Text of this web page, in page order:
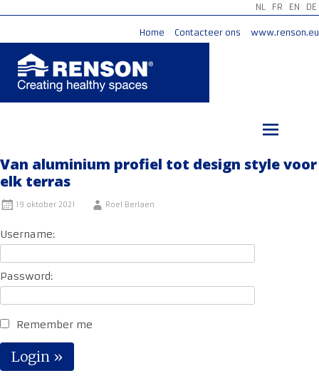
NL FR EN DE
Home Contacteer ons www.renson.eu
Van aluminium profiel tot design style voor
elk terras
19 oktober 2021 Roel Berlaen
Username:
Password:
Remember me